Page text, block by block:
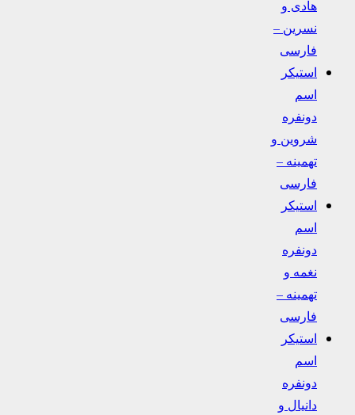
هادی و
نسرین –
فارسی
استیکر
اسم
دونفره
شروین و
تهمینه –
فارسی
استیکر
اسم
دونفره
نغمه و
تهمینه –
فارسی
استیکر
اسم
دونفره
دانیال و